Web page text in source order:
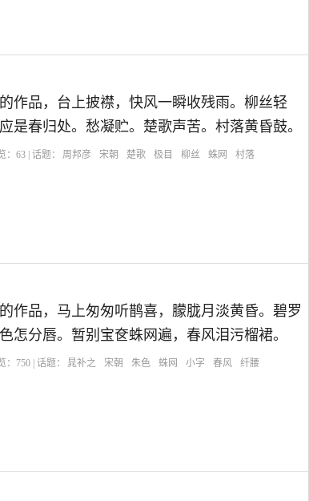
作品，台上披襟，快风一瞬收残雨。柳丝轻
是春归处。愁凝贮。楚歌声苦。村落黄昏鼓。
：63 | 话题： 周邦彦 宋朝 楚歌 极目 柳丝 蛛网 村落
作品，马上匆匆听鹊喜，朦胧月淡黄昏。碧罗
怎分唇。暂别宝奁蛛网遍，春风泪污榴裙。
： 750 | 话题： 晁补之 宋朝 朱色 蛛网 小字 春风 纤腰